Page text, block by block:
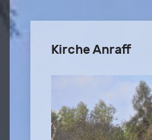
Kirche Anraff